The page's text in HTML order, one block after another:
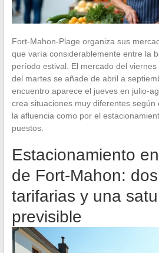
Fort-Mahon-Plage organiza sus
que varía considerablemente entre la
período estival. El mercado del
del martes se añade de abril a
encuentro aparece el jueves en julio-
crea situaciones muy diferentes
la afluencia como por el
puestos.
Estacionamiento
de Fort-Mahon:
tarifarias y una
previsible